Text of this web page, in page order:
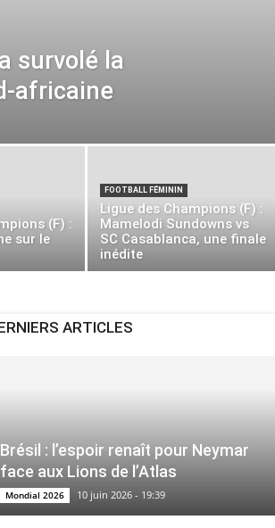
a survolé la
africaine
(F) :
sur le
FOOTBALL FÉMININ
Ligue des Champions (F) :
Mamelodi Sundowns vs
SC Casablanca, une finale
inédite
ARTICLES
Brésil : l’espoir renaît pour Neymar
face aux Lions de l’Atlas
Mondial 2026 10 juin 2026 - 19:39